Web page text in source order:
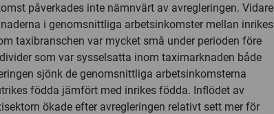
påverkades inte nämnvärt av avregleringen. Vidare
i genomsnittliga arbetsinkomster mellan inrikes
taxibranschen var mycket små under perioden före
som var sysselsatta inom taximarknaden både
sjönk de genomsnittliga arbetsinkomsterna
födda jämfört med inrikes födda. Inflödet av
ökade efter avregleringen relativt sett mer för